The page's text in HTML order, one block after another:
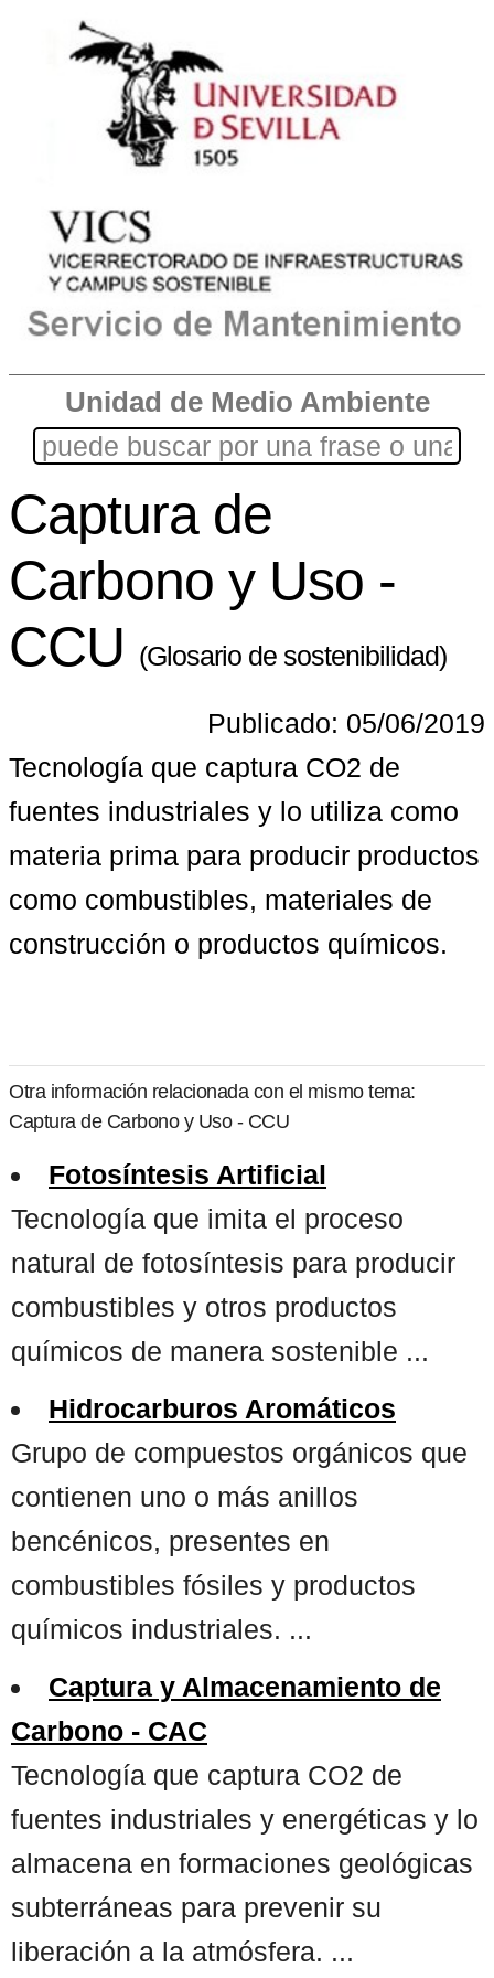
Unidad de Medio Ambiente
Captura de
Carbono y Uso -
CCU (Glosario de sostenibilidad)
Publicado: 05/06/2019
Tecnología que captura CO2 de
fuentes industriales y lo utiliza como
materia prima para producir productos
como combustibles, materiales de
construcción o productos químicos.
Otra información relacionada con el mismo tema:
Captura de Carbono y Uso - CCU
Fotosíntesis Artificial
Tecnología que imita el proceso
natural de fotosíntesis para producir
combustibles y otros productos
químicos de manera sostenible ...
Hidrocarburos Aromáticos
Grupo de compuestos orgánicos que
contienen uno o más anillos
bencénicos, presentes en
combustibles fósiles y productos
químicos industriales. ...
Captura y Almacenamiento de
Carbono - CAC
Tecnología que captura CO2 de
fuentes industriales y energéticas y lo
almacena en formaciones geológicas
subterráneas para prevenir su
liberación a la atmósfera. ...